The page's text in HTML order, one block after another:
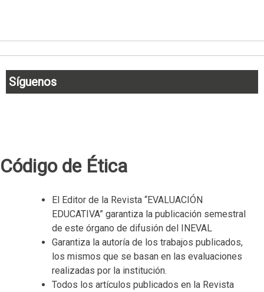
Síguenos
Código de Ética
El Editor de la Revista “EVALUACIÓN
EDUCATIVA” garantiza la publicación semestral
de este órgano de difusión del INEVAL
Garantiza la autoría de los trabajos publicados,
los mismos que se basan en las evaluaciones
realizadas por la institución.
Todos los artículos publicados en la Revista